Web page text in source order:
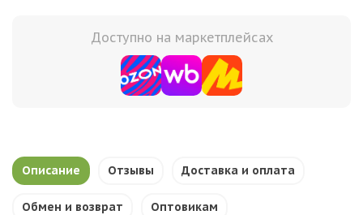
Доступно на маркетплейсах
Описание Отзывы Доставка и оплата
Обмен и возврат Оптовикам